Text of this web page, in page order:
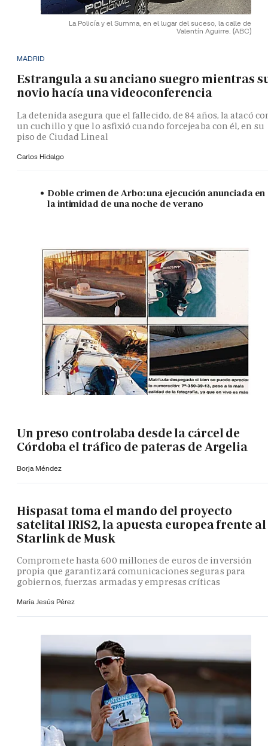
La Policía y el Summa, en el lugar del suceso, la calle de
Valentín Aguirre. (ABC)
MADRID
Estrangula a su anciano suegro mientras
novio hacía una videoconferencia
La detenida asegura que el fallecido, de 84 años, la atacó
un cuchillo y que lo asfixió cuando forcejeaba con él, en su
piso de Ciudad Lineal
Carlos Hidalgo
Doble crimen de Arbo: una ejecución anunciada en
la intimidad de una noche de verano
Un preso controlaba desde la cárcel de
Córdoba el tráfico de pateras de Argelia
Borja Méndez
Hispasat toma el mando del proyecto
satelital IRIS2, la apuesta europea frente al
Starlink de Musk
Compromete hasta 600 millones de euros de inversión
propia que garantizará comunicaciones seguras para
gobiernos, fuerzas armadas y empresas críticas
María Jesús Pérez